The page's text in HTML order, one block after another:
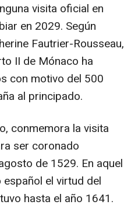
visita oficial en
en 2029. Según
Fautrier-Rousseau,
II de Mónaco ha
con motivo del 500
al principado.
conmemora la visita
ser coronado
de 1529. En aquel
el virtud del
hasta el año 1641.